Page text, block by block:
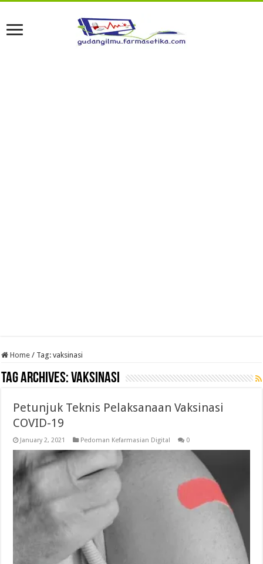
Home / Tag:vaksinasi
Tag Archives:vaksinasi
Petunjuk Teknis Pelaksanaan Vaksinasi
COVID-19
January 2, 2021 Pedoman Kefarmasian Digital 0